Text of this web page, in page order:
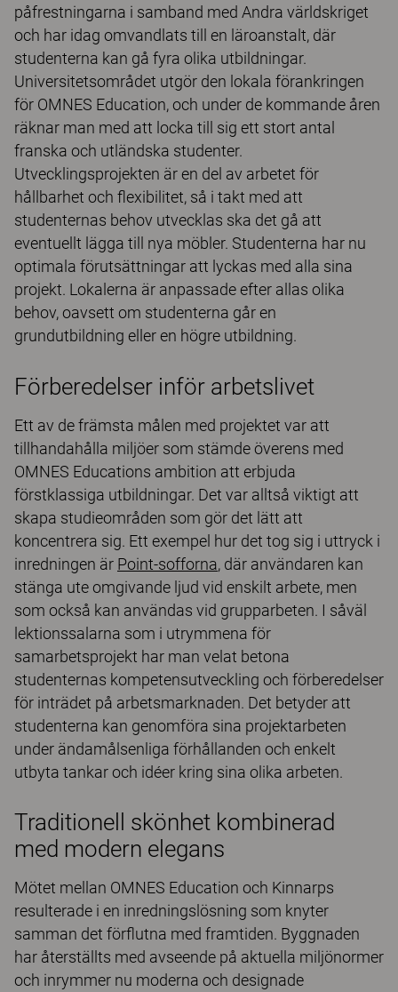
påfrestningarna i samband med Andra världskriget
och har idag omvandlats till en läroanstalt, där
studenterna kan gå fyra olika utbildningar.
Universitetsområdet utgör den lokala förankringen
för OMNES Education, och under de kommande åren
räknar man med att locka till sig ett stort antal
franska och utländska studenter.
Utvecklingsprojekten är en del av arbetet för
hållbarhet och flexibilitet, så i takt med att
studenternas behov utvecklas ska det gå att
eventuellt lägga till nya möbler. Studenterna har nu
optimala förutsättningar att lyckas med alla sina
projekt. Lokalerna är anpassade efter allas olika
behov, oavsett om studenterna går en
grundutbildning eller en högre utbildning.
Förberedelser inför arbetslivet
Ett av de främsta målen med projektet var att
tillhandahålla miljöer som stämde överens med
OMNES Educations ambition att erbjuda
förstklassiga utbildningar. Det var alltså viktigt att
skapa studieområden som gör det lätt att
koncentrera sig. Ett exempel hur det tog sig i uttryck i
inredningen är Point-sofforna, där användaren kan
stänga ute omgivande ljud vid enskilt arbete, men
som också kan användas vid grupparbeten. I såväl
lektionssalarna som i utrymmena för
samarbetsprojekt har man velat betona
studenternas kompetensutveckling och förberedelser
för inträdet på arbetsmarknaden. Det betyder att
studenterna kan genomföra sina projektarbeten
under ändamålsenliga förhållanden och enkelt
utbyta tankar och idéer kring sina olika arbeten.
Traditionell skönhet kombinerad
med modern elegans
Mötet mellan OMNES Education och Kinnarps
resulterade i en inredningslösning som knyter
samman det förflutna med framtiden. Byggnaden
har återställts med avseende på aktuella miljönormer
och inrymmer nu moderna och designade